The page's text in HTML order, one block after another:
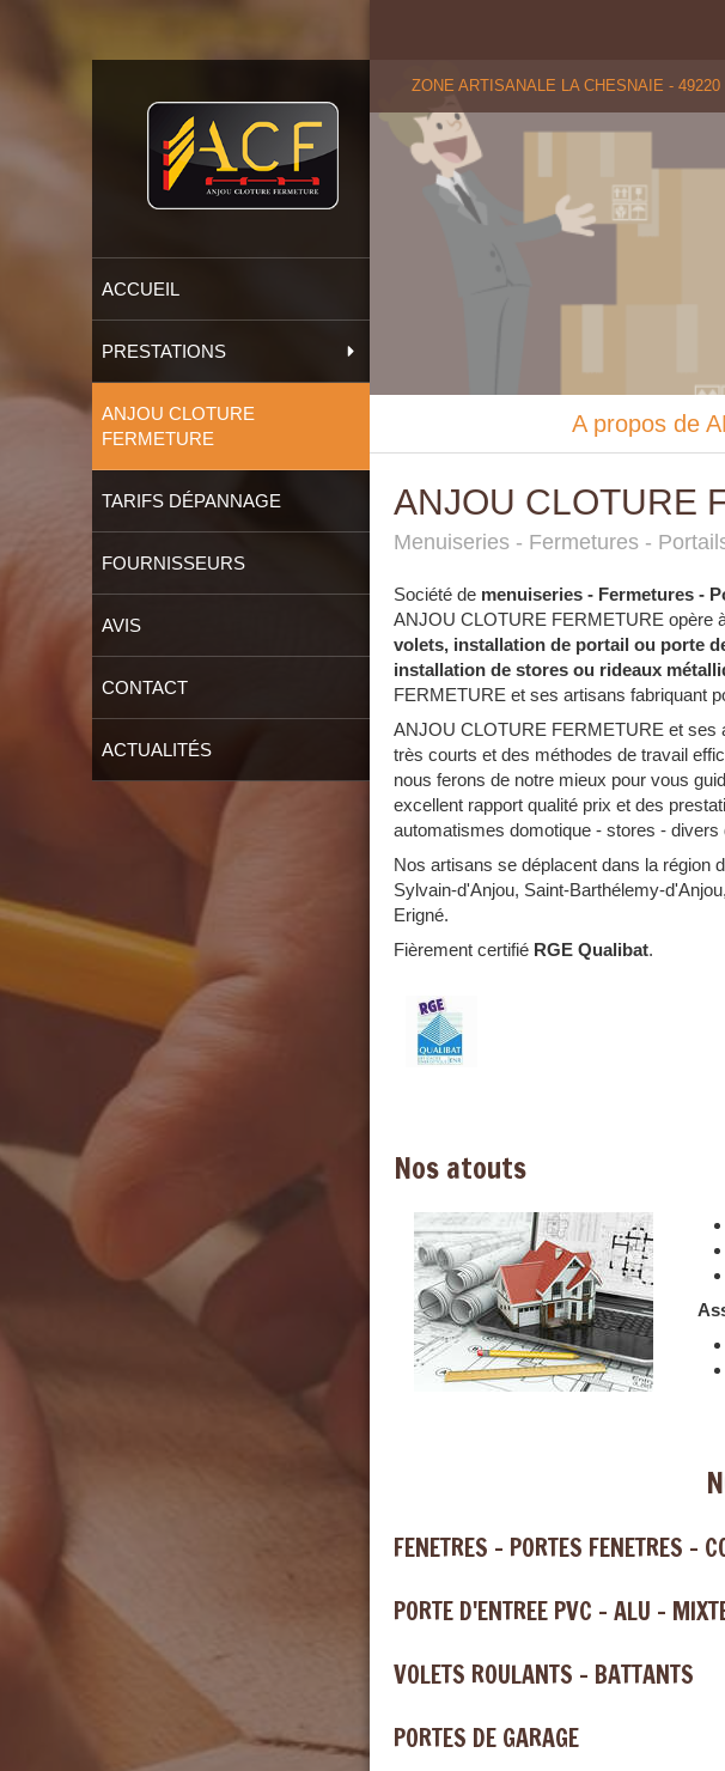
ACCUEIL
PRESTATIONS
ANJOU CLOTURE
FERMETURE
TARIFS DÉPANNAGE
FOURNISSEURS
AVIS
CONTACT
ACTUALITÉS
ZONE ARTISANALE LA CHESNAIE - 49220
A propos de
ANJOU CLOTURE
Menuiseries - Fermetures -
Société de menuiseries - Fermetures -
ANJOU CLOTURE FERMETURE opère
volets, installation de portail ou porte
installation de stores ou rideaux
FERMETURE et ses artisans fabriquant
ANJOU CLOTURE FERMETURE et ses
très courts et des méthodes de travail
nous ferons de notre mieux pour vous
excellent rapport qualité prix et des
automatismes domotique - stores - divers
Nos artisans se déplacent dans la région
Sylvain-d'Anjou, Saint-Barthélemy-
Erigné.
Fièrement certifié RGE Qualibat.
Nos atouts
FENETRES - PORTES FENETRES -
PORTE D'ENTREE PVC - ALU -
VOLETS ROULANTS - BATTANTS
PORTES DE GARAGE